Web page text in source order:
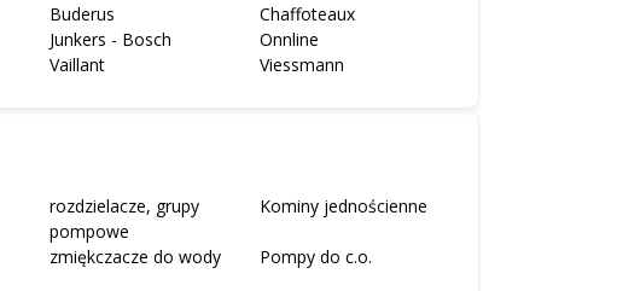
Buderus
Chaffoteaux
Junkers - Bosch
Onnline
Vaillant Viessmann
rozdzielacze, grupy
pompowe
Kominy jednościenne
zmiękczacze do wody Pompy do c.o.